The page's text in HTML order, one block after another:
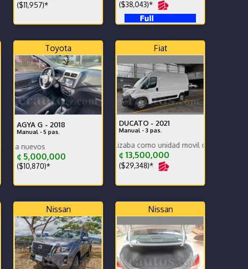
($11,957)* ($38,043)*
Toyota
AGYA G - 2018
Manual - 5 pas.
Llantas frenos bateria nuevos
¢ 5,000,000
($10,870)*
Fiat
DUCATO - 2021
Manual - 3 pas.
Muy poco uso se utilizaba como unidad movil de video
¢ 13,500,000
($29,348)*
Nissan Nissan